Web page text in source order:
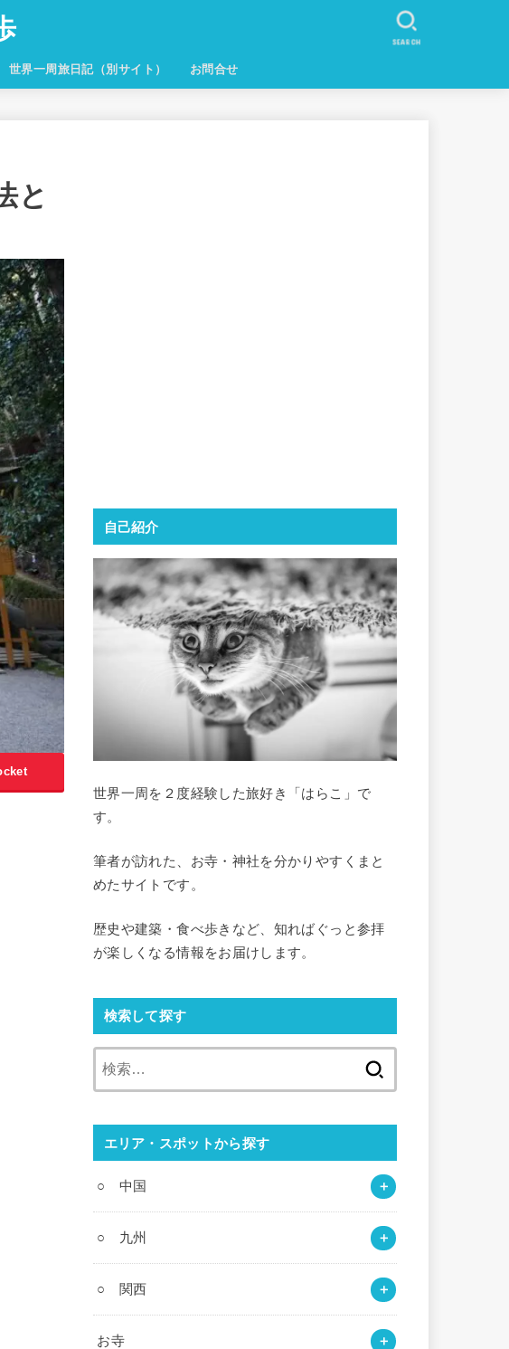
世界一周旅日記（別サイト） お問合せ
SEARCH
と
自己紹介
世界一周を２度経験した旅好き「はらこ」で
す。
筆者が訪れた、お寺・神社を分かりやすくまと
めたサイトです。
歴史や建築・食べ歩きなど、知ればぐっと参拝
が楽しくなる情報をお届けします。
検索して探す
エリア・スポットから探す
○ 中国
○ 九州
○ 関西
お寺